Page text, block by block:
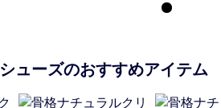
シューズのおすすめアイテム